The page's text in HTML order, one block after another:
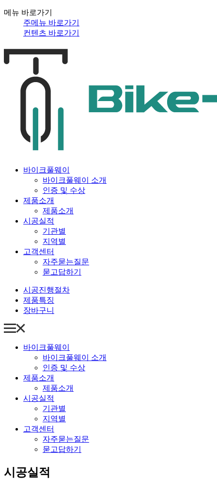
메뉴 바로가기
주메뉴 바로가기
컨텐츠 바로가기
바이크풀웨이
바이크풀웨이 소개
인증 및 수상
제품소개
제품소개
시공실적
기관별
지역별
고객센터
자주묻는질문
묻고답하기
시공진행절차
제품특징
장바구니
바이크풀웨이
바이크풀웨이 소개
인증 및 수상
제품소개
제품소개
시공실적
기관별
지역별
고객센터
자주묻는질문
묻고답하기
시공실적